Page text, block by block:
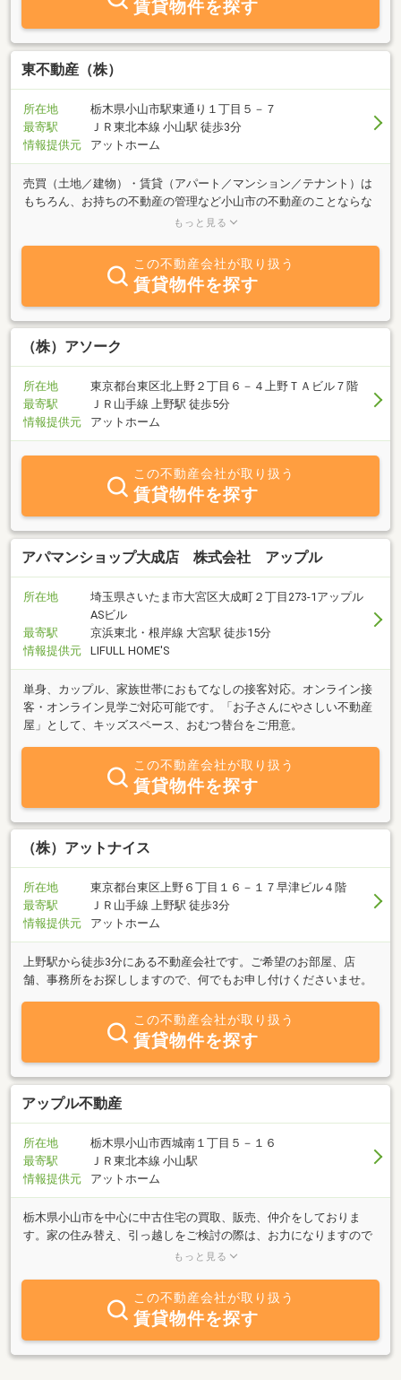
賃貸物件を探す
東不動産（株）
所在地
栃木県小山市駅東通り１丁目５－７
最寄駅
ＪＲ東北本線 小山駅 徒歩3分
情報提供元
アットホーム
売買（土地／建物）・賃貸（アパート／マンション／テナント）は
もちろん、お持ちの不動産の管理など小山市の不動産のことならな
んでもご相談ください♪創業43年のネットワークを駆使して、お客
もっと見る
この不動産会社が取り扱う
賃貸物件を探す
（株）アソーク
所在地
東京都台東区北上野２丁目６－４上野ＴＡビル７階
最寄駅
ＪＲ山手線 上野駅 徒歩5分
情報提供元
アットホーム
この不動産会社が取り扱う
賃貸物件を探す
アパマンショップ大成店 株式会社 アップル
所在地
埼玉県さいたま市大宮区大成町２丁目273-1アップル
ASビル
最寄駅
京浜東北・根岸線 大宮駅 徒歩15分
情報提供元
LIFULL HOME'S
単身、カップル、家族世帯におもてなしの接客対応。オンライン接
客・オンライン見学ご対応可能です。「お子さんにやさしい不動産
屋」として、キッズスペース、おむつ替台をご用意。
この不動産会社が取り扱う
賃貸物件を探す
（株）アットナイス
所在地
東京都台東区上野６丁目１６－１７早津ビル４階
最寄駅
ＪＲ山手線 上野駅 徒歩3分
情報提供元
アットホーム
上野駅から徒歩3分にある不動産会社です。ご希望のお部屋、店
舗、事務所をお探ししますので、何でもお申し付けくださいませ。
この不動産会社が取り扱う
賃貸物件を探す
アップル不動産
所在地
栃木県小山市西城南１丁目５－１６
最寄駅
ＪＲ東北本線 小山駅
情報提供元
アットホーム
栃木県小山市を中心に中古住宅の買取、販売、仲介をしておりま
す。家の住み替え、引っ越しをご検討の際は、お力になりますので
是非ご相談くださいませ(*^^*)その他、新築住宅の検討の方、アパー
す。お客様により沿い、精一杯対応させていただきます。あっとほ
ーむのような雰囲気だけはあるかもしれません(^^)
もっと見る
この不動産会社が取り扱う
賃貸物件を探す